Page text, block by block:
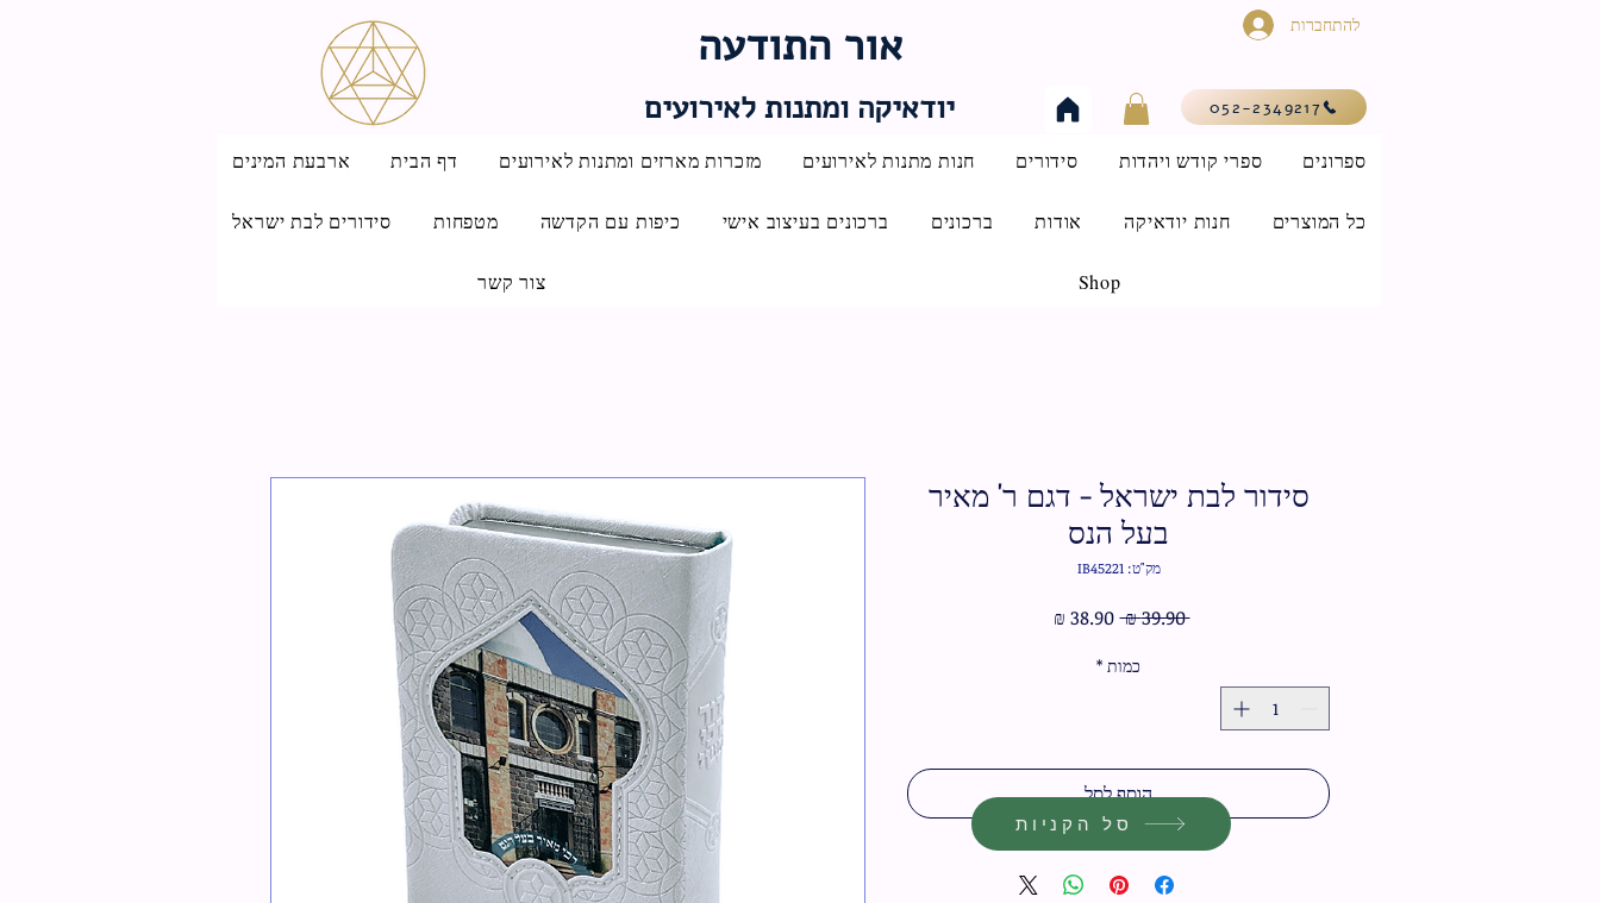
אור התודעה
יודאיקה ומתנות לאירועים
להתחברות
052-2349217
ארבעת המינים דף הבית מזכרות מארזים ומתנות לאירועים חנות מתנות לאירועים סידורים ספרי קודש ויהדות ספרונים
סידורים לבת ישראל מטפחות כיפות עם הקדשה ברכונים בעיצוב אישי ברכונים אודות חנות יודאיקה כל המוצרים
צור קשר Shop
סידור לבת ישראל - דגם ר' מאיר
בעל הנס
מק"ט: IB45221
‏39.90 ‏₪
מחיר
‏38.90 ‏₪
כמות *
הוסף לסל
סל הקניות